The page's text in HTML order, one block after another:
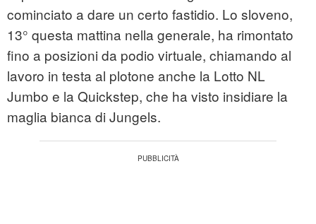
cominciato a dare un certo fastidio. Lo sloveno,
13° questa mattina nella generale, ha rimontato
fino a posizioni da podio virtuale, chiamando al
lavoro in testa al plotone anche la Lotto NL
Jumbo e la Quickstep, che ha visto insidiare la
maglia bianca di Jungels.